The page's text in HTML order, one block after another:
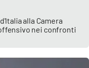
alla Camera
nei confronti